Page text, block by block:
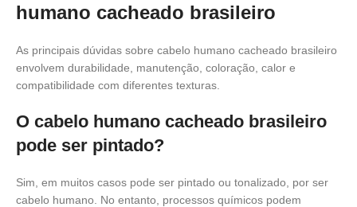
humano cacheado brasileiro
As principais dúvidas sobre cabelo humano cacheado brasileiro
envolvem durabilidade, manutenção, coloração, calor e
compatibilidade com diferentes texturas.
O cabelo humano cacheado brasileiro
pode ser pintado?
Sim, em muitos casos pode ser pintado ou tonalizado, por ser
cabelo humano. No entanto, processos químicos podem